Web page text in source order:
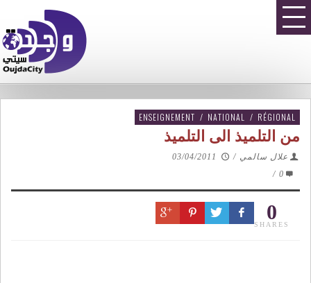
ENSEIGNEMENT / NATIONAL / RÉGIONAL
من التلميذ الى التلميذ
علال سالمي /
03/04/2011
0
/
0
SHARES